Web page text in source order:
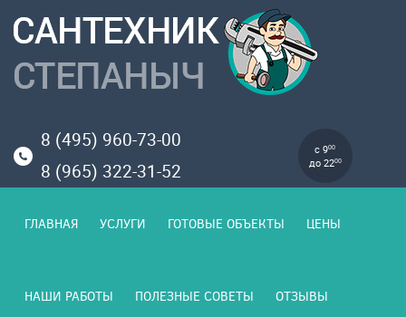
8 (495) 960-73-00
8 (965) 322-31-52
с 900
до 2200
ГЛАВНАЯ УСЛУГИ ГОТОВЫЕ ОБЪЕКТЫ ЦЕНЫ
НАШИ РАБОТЫ ПОЛЕЗНЫЕ СОВЕТЫ ОТЗЫВЫ